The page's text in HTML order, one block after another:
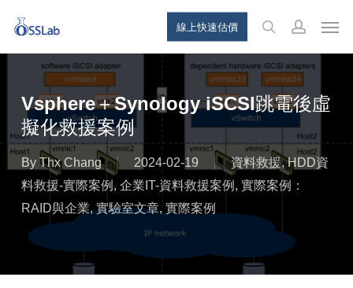
main
線上快速估價
searchaccount
Vsphere＋Synology iSCSI跳電後虛
擬化救援案例
By Thx Chang 2024-02-19 資料救援,HDD資
料救援-實際案例 , 企業IT-資料救援案例 , 實際案例：
RAID與企業,實驗室文章, 實際案例